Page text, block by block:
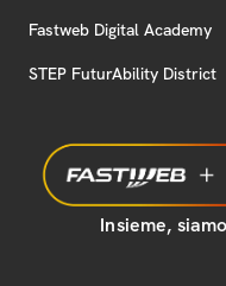
Fastweb Digital Academy
STEP FuturAbility District
Insieme,